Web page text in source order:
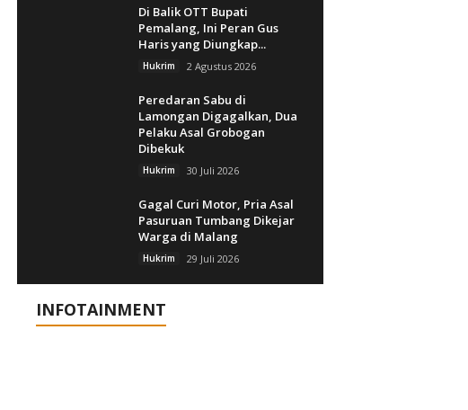
Di Balik OTT Bupati
Pemalang, Ini Peran Gus
Haris yang Diungkap...
Hukrim 2 Agustus 2026
Peredaran Sabu di
Lamongan Digagalkan, Dua
Pelaku Asal Grobogan
Dibekuk
Hukrim 30 Juli 2026
Gagal Curi Motor, Pria Asal
Pasuruan Tumbang Dikejar
Warga di Malang
Hukrim 29 Juli 2026
INFOTAINMENT